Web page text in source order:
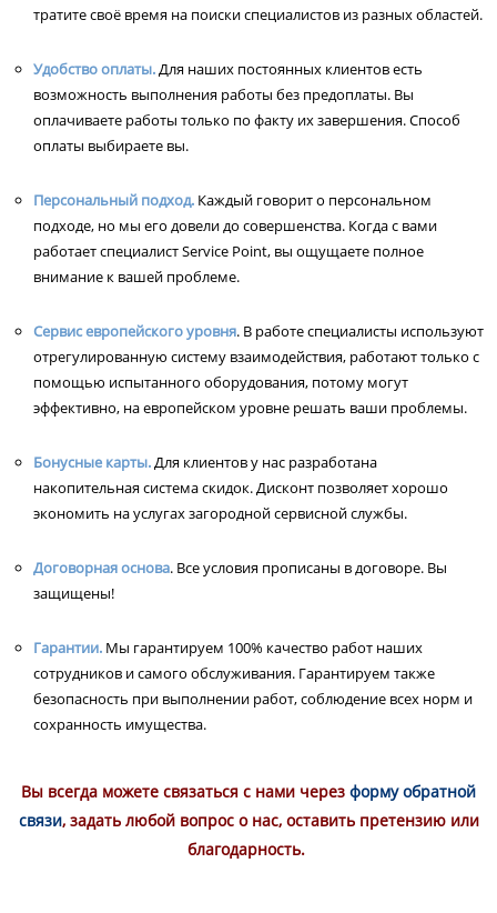
тратите своё время на поиски специалистов из разных областей.
Удобство оплаты.Для наших постоянных клиентов есть
возможность выполнения работы без предоплаты. Вы
оплачиваете работы только по факту их завершения. Способ
оплаты выбираете вы.
Персональный подход. Каждый говорит о персональном
подходе, но мы его довели до совершенства. Когда с вами
работает специалист Service Point, вы ощущаете полное
внимание к вашей проблеме.
Сервис европейского уровня. В работе специалисты используют
отрегулированную систему взаимодействия, работают только с
помощью испытанного оборудования, потому могут
эффективно, на европейском уровне решать ваши проблемы.
Бонусные карты.Для клиентов у нас разработана
накопительная система скидок. Дисконт позволяет хорошо
экономить на услугах загородной сервисной службы.
Договорная основа. Все условия прописаны в договоре. Вы
защищены!
Гарантии. Мы гарантируем 100% качество работ наших
сотрудников и самого обслуживания. Гарантируем также
безопасность при выполнении работ, соблюдение всех норм и
сохранность имущества.
Вы всегда можете связаться с нами через форму обратной
связи, задать любой вопрос о нас, оставить претензию или
благодарность.